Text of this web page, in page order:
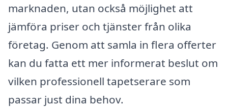
marknaden, utan också möjlighet att
jämföra priser och tjänster från olika
företag. Genom att samla in flera offerter
kan du fatta ett mer informerat beslut om
vilken professionell tapetserare som
passar just dina behov.